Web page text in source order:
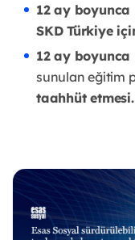
12 ay boyunca
SKD Türkiye
12 ay boyunca
sunulan eğitim
taahhüt etmesi.